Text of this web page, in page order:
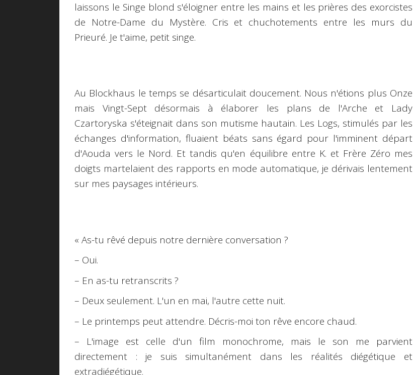
laissons le Singe blond s'éloigner entre les mains et les prières des exorcistes
de Notre-Dame du Mystère. Cris et chuchotements entre les murs du
Prieuré. Je t'aime, petit singe.
Au Blockhaus le temps se désarticulait doucement. Nous n'étions plus Onze
mais Vingt-Sept désormais à élaborer les plans de l'Arche et Lady
Czartoryska s'éteignait dans son mutisme hautain. Les Logs, stimulés par les
échanges d'information, fluaient béats sans égard pour l'imminent départ
d'Aouda vers le Nord. Et tandis qu'en équilibre entre K. et Frère Zéro mes
doigts martelaient des rapports en mode automatique, je dérivais lentement
sur mes paysages intérieurs.
« As-tu rêvé depuis notre dernière conversation ?
– Oui.
– En as-tu retranscrits ?
– Deux seulement. L'un en mai, l'autre cette nuit.
– Le printemps peut attendre. Décris-moi ton rêve encore chaud.
– L'image est celle d'un film monochrome, mais le son me parvient
directement : je suis simultanément dans les réalités diégétique et
extradiégétique.